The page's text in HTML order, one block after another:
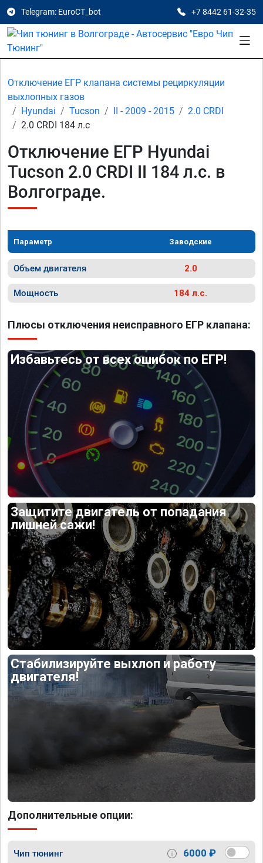
Telegram: EuroCT_bot +7 8442 61-32-35
Отключение ЕГР клапана системы рециркуляции
выхлопных газов
Hyundai
Tucson II - 2009 - 2015
2.0 CRDI
2.0 CRDI 184 л.с
Отключение ЕГР Hyundai
Tucson 2.0 CRDI II 184 л.с. в
Волгограде.
Параметр Заводские
Объем двигателя 2.0
Мощность 184 л.с.
Плюсы отключения неисправного ЕГР клапана:
Избавьтесь от всех ошибок по ЕГР!
Защитите двигатель от попадания
лишней сажи!
Стабилизируйте выхлоп и работу
двигателя!
Дополнительные опции:
Чип тюнинг 6000 ₽